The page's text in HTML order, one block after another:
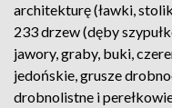
architekturę (ławki,
233 drzew (dęby
jawory, graby, buki,
jedońskie, grusze
drobnolistne i